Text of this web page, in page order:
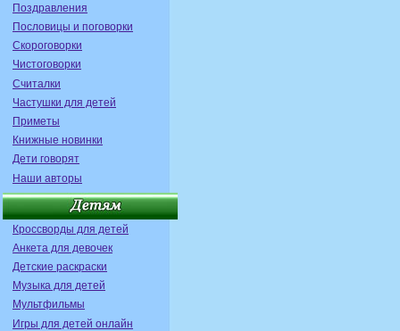
Поздравления
Пословицы и поговорки
Скороговорки
Чистоговорки
Считалки
Частушки для детей
Приметы
Книжные новинки
Дети говорят
Наши авторы
Кроссворды для детей
Анкета для девочек
Детские раскраски
Музыка для детей
Мультфильмы
Игры для детей онлайн